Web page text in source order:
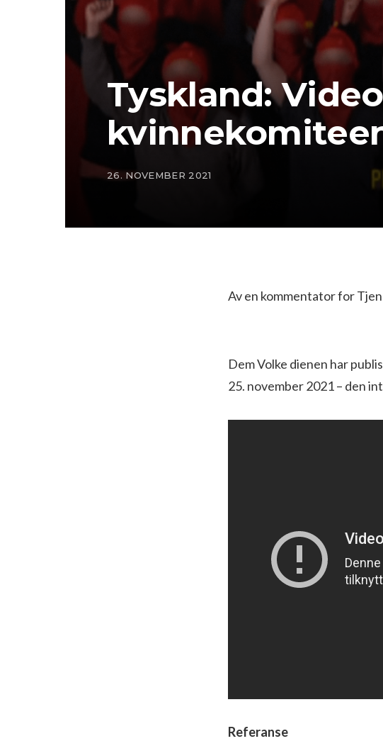
Tyskland:
26. NOVEMBER 2021
Av en kommentator for
Dem Volke dienen har
25. november 2021 – den
Referanse